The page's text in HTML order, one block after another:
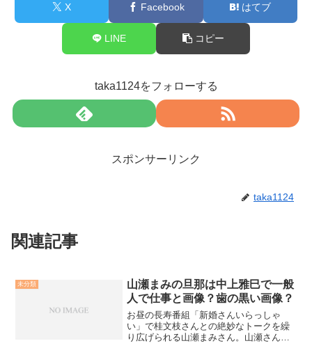
X Facebook はてブ
LINE コピー
taka1124をフォローする
スポンサーリンク
taka1124
関連記事
未分類
山瀬まみの旦那は中上雅巳で一般
人で仕事と画像？歯の黒い画像？
お昼の長寿番組「新婚さんいらっしゃ
い」で桂文枝さんとの絶妙なトークを繰
り広げられる山瀬まみさん。山瀬さんと